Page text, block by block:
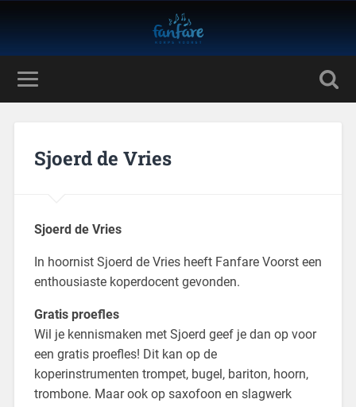
Sjoerd de Vries
Sjoerd de Vries
In hoornist Sjoerd de Vries heeft Fanfare Voorst een
enthousiaste koperdocent gevonden.
Gratis proefles
Wil je kennismaken met Sjoerd geef je dan op voor
een gratis proefles! Dit kan op de
koperinstrumenten trompet, bugel, bariton, hoorn,
trombone. Maar ook op saxofoon en slagwerk